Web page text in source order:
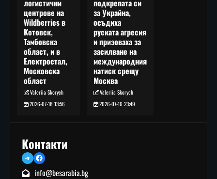
логистични
центрове на
Wildberries в
Котовск,
Тамбовска
област, и в
Електростал,
Московска
област
Valeriia Skorych
2026-07-18 13:56
подкрепата си
за Украйна,
осъдиха
руската агресия
и призоваха за
засилване на
международния
натиск срещу
Москва
Valeriia Skorych
2026-07-16 23:49
Контакти
TelegramFacebook
info@besarabia.bg